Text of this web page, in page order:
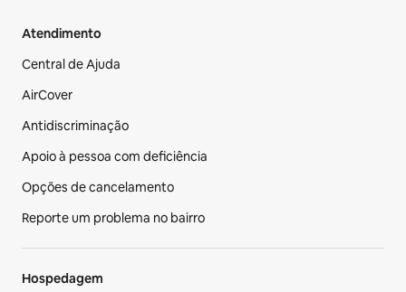
Atendimento
Central de Ajuda
AirCover
Antidiscriminação
Apoio à pessoa com deficiência
Opções de cancelamento
Reporte um problema no bairro
Hospedagem